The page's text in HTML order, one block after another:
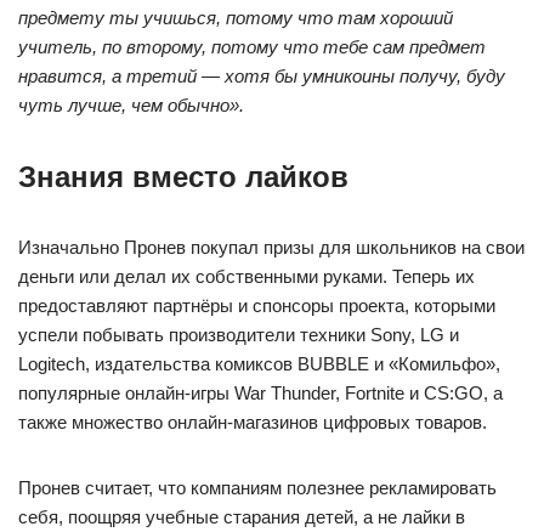
предмету ты учишься, потому что там хороший
учитель, по второму, потому что тебе сам предмет
нравится, а третий — хотя бы умникоины получу, буду
чуть лучше, чем обычно».
Знания вместо лайков
Изначально Пронев покупал призы для школьников на свои
деньги или делал их собственными руками. Теперь их
предоставляют партнёры и спонсоры проекта, которыми
успели побывать производители техники Sony, LG и
Logitech, издательства комиксов BUBBLE и «Комильфо»,
популярные онлайн-игры War Thunder, Fortnite и CS:GO, а
также множество онлайн-магазинов цифровых товаров.
Пронев считает, что компаниям полезнее рекламировать
себя, поощряя учебные старания детей, а не лайки в